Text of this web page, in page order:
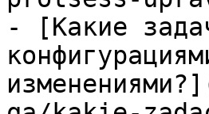
- [Какие